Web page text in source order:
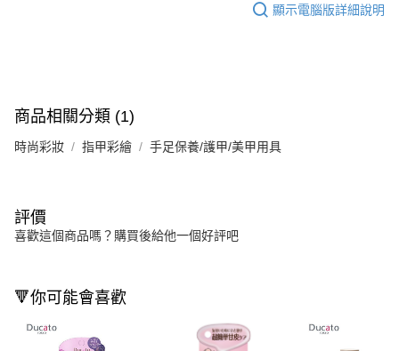
顯示電腦版詳細說明
商品相關分類 (1)
時尚彩妝 指甲彩繪 手足保養/護甲/美甲用具
評價
喜歡這個商品嗎？購買後給他一個好評吧
🔻你可能會喜歡